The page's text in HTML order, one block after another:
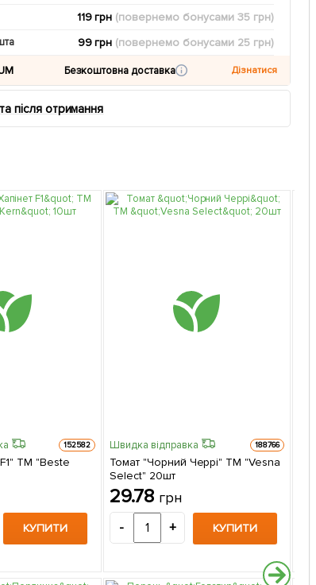
119 грн (повернемо бонусами35 грн)
99 грн (повернемо бонусами 25 грн)
Безкоштовна доставка Дізнатися
після отримання
152582
ТМ "Beste
КУПИТИ
Швидка відправка 188766
Томат "Чорний Черрі" ТМ "Vesna
Select" 20шт
29.78 грн
- + КУПИТИ